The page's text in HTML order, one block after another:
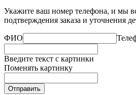
Укажите ваш номер телефона, и мы
подтверждения заказа и уточнения
ФИО
Введите текст с картинки
Поменять картинку
Отправить